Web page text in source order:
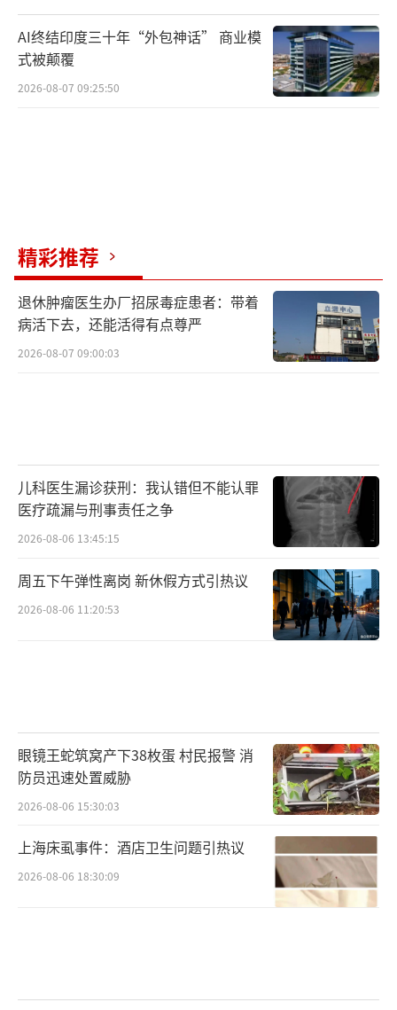
AI终结印度三十年“外包神话” 商业模
式被颠覆
2026-08-07 09:25:50
精彩推荐
退休肿瘤医生办厂招尿毒症患者：带着
病活下去，还能活得有点尊严
2026-08-07 09:00:03
儿科医生漏诊获刑：我认错但不能认罪
医疗疏漏与刑事责任之争
2026-08-06 13:45:15
周五下午弹性离岗 新休假方式引热议
2026-08-06 11:20:53
眼镜王蛇筑窝产下38枚蛋 村民报警 消
防员迅速处置威胁
2026-08-06 15:30:03
上海床虱事件：酒店卫生问题引热议
2026-08-06 18:30:09